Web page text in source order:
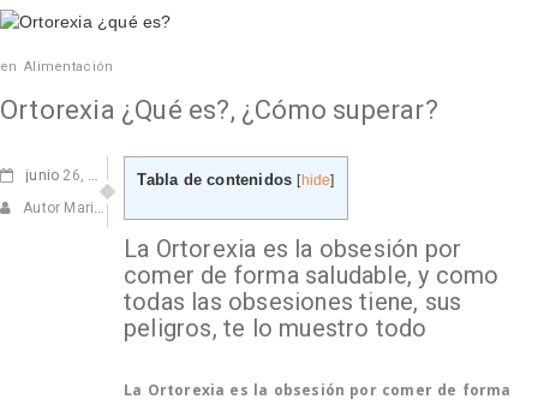
en Alimentación
Ortorexia ¿Qué es?, ¿Cómo superar?
junio 26, 2023
Autor Marisa Navarro
Tabla de contenidos [hide]
La Ortorexia es la obsesión por
comer de forma saludable, y como
todas las obsesiones tiene, sus
peligros, te lo muestro todo
La Ortorexia es la obsesión por comer de forma